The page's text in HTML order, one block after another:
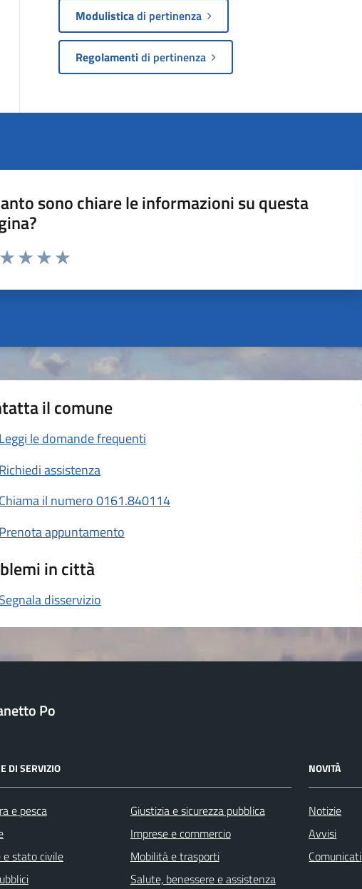
Modulisticadi pertinenza
Regolamentidi pertinenza
sono chiare le informazioni su questa
da 1 a 5 stelle la pagina
il comune
Leggi le domande frequenti
Richiedi assistenza
Chiama il numero 0161.840114
Prenota appuntamento
in città
Segnala disservizio
Po
DI SERVIZIO
e pesca
e stato civile
Giustizia e sicurezza pubblica
Imprese e commercio
Mobilità e trasporti
Salute, benessere e assistenza
NOVITÀ
Notizie
Avvisi
Comunicati